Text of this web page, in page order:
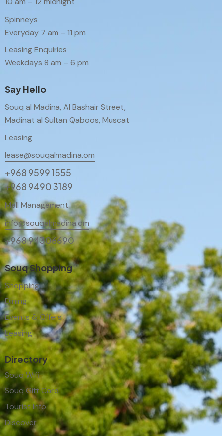
Spinneys
Everyday 7 am – 11 pm
Leasing Enquiries
Weekdays 8 am – 6 pm
Say Hello
Souq al Madina, Al Bashair Street,
Madinat al Sultan Qaboos, Muscat
Leasing
lease@souqalmadina.om
+968 9599 1555
+968 9490 3189
Mall Management
info@souqalmadina.om
+968 94306690
Souq Shopping
Shopping
Dining
Events & Offers
Leasing
Directory
Souq Wifi
Souq Gift Card
Tourist Info
Discover